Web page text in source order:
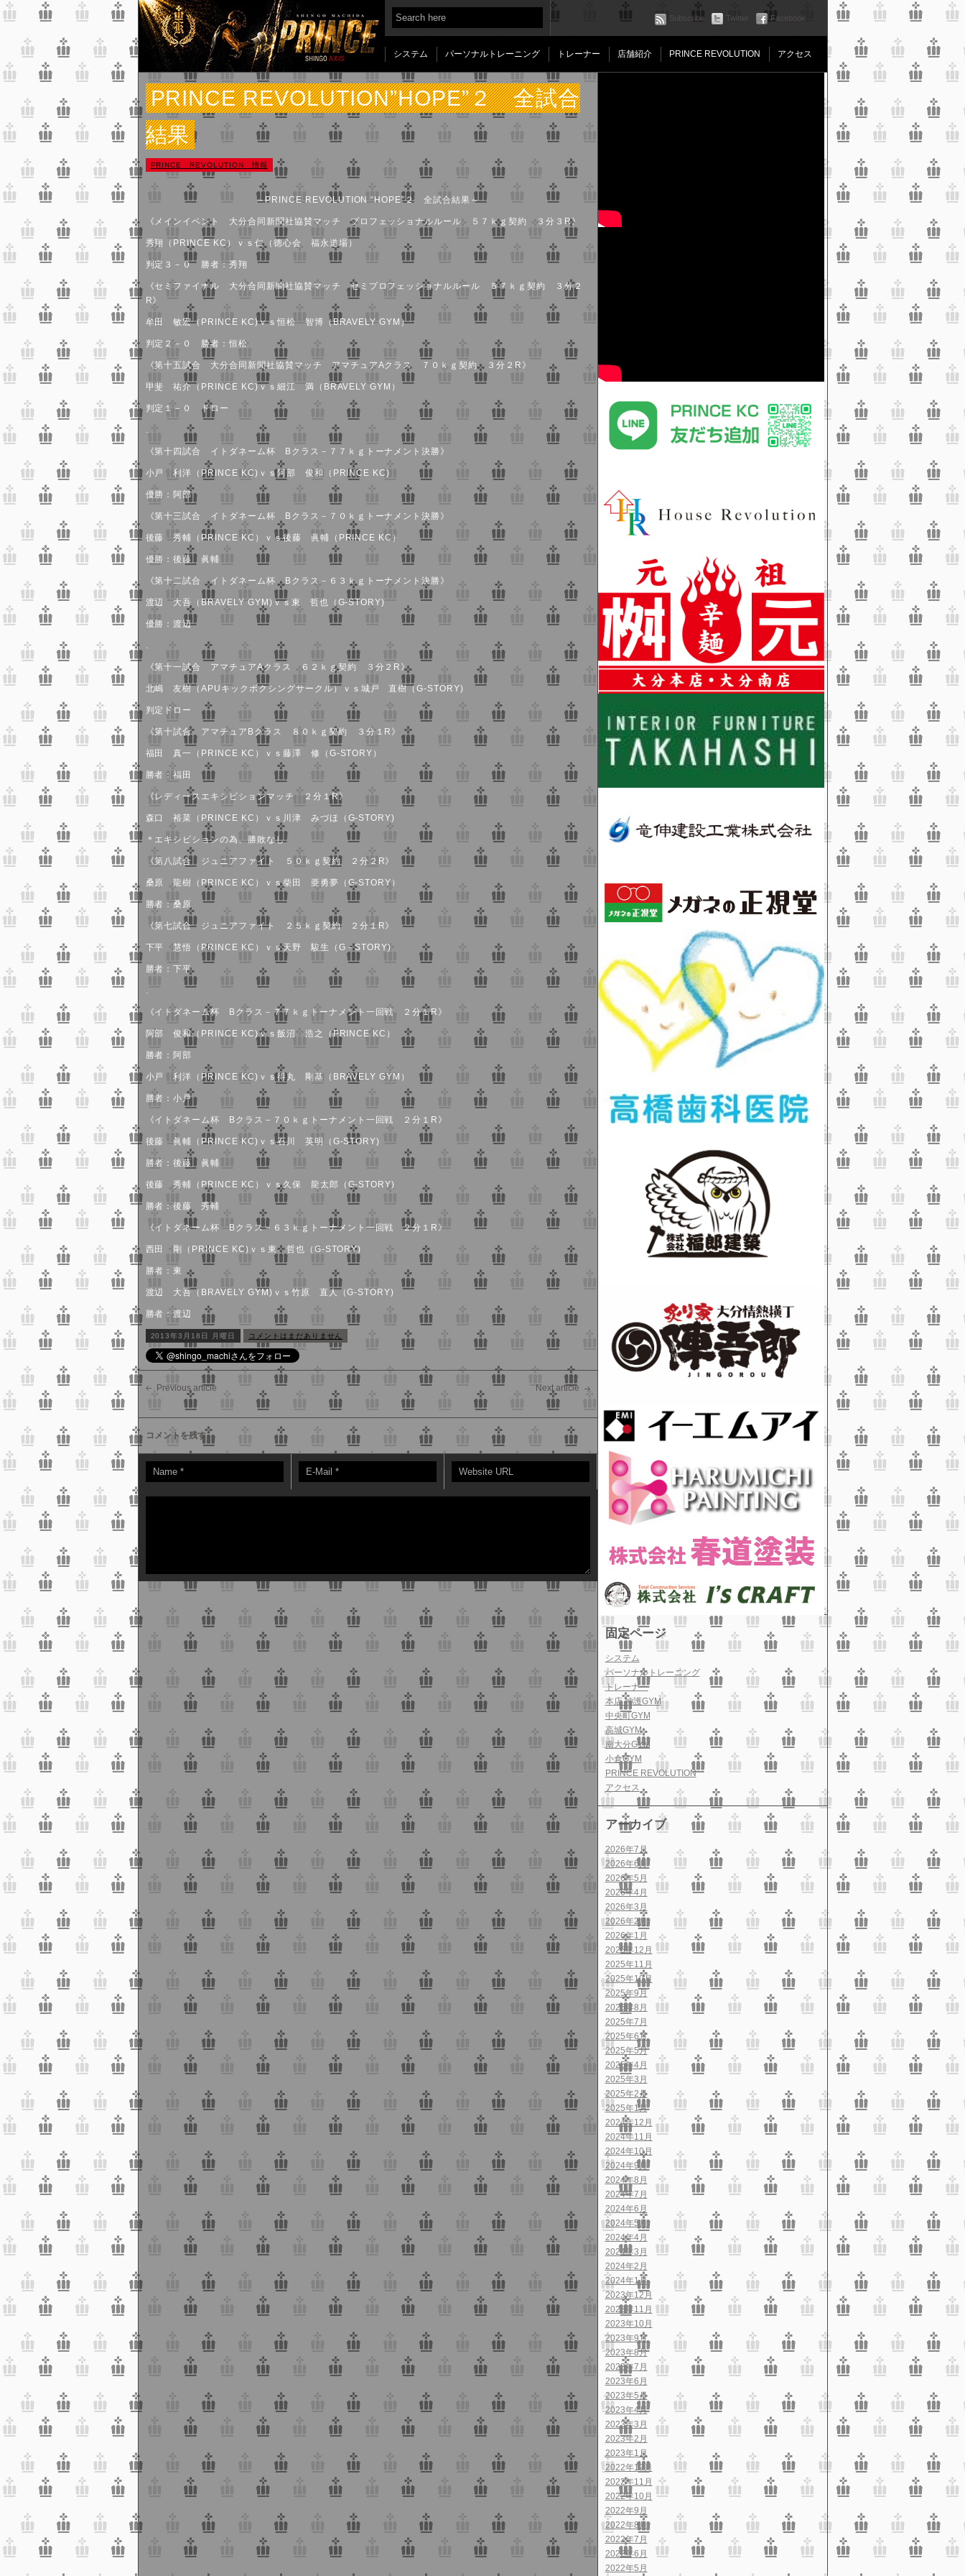
Subscribe Twitter Facebook
Line
システム パーソナルトレーニング トレーナー 店舗紹介 PRINCE REVOLUTION アクセス
固定ページ
システム
パーソナルトレーニング
トレーナー
本店 神護GYM
中央町GYM
高城GYM
南大分GYM
小倉GYM
PRINCE REVOLUTION
アクセス
アーカイブ
2026年7月
2026年6月
2026年5月
2026年4月
2026年3月
2026年2月
2026年1月
2025年12月
2025年11月
2025年10月
2025年9月
2025年8月
2025年7月
2025年6月
2025年5月
2025年4月
2025年3月
2025年2月
2025年1月
2024年12月
2024年11月
2024年10月
2024年9月
2024年8月
2024年7月
2024年6月
2024年5月
2024年4月
2024年3月
2024年2月
2024年1月
2023年12月
2023年11月
2023年10月
2023年9月
2023年8月
2023年7月
2023年6月
2023年5月
2023年4月
2023年3月
2023年2月
2023年1月
2022年12月
2022年11月
2022年10月
2022年9月
2022年8月
2022年7月
2022年6月
2022年5月
PRINCE REVOLUTION”HOPE”２ 全試合
結果
PRINCE REVOLUTION 情報
～PRINCE REVOLUTION “HOPE”２ 全試合結果～
《メインイベント 大分合同新聞社協賛マッチ プロフェッショナルルール ５７ｋｇ契約 ３分３R》
秀翔（PRINCE KC）ｖｓ仁（徳心会 福永道場）
判定３－０ 勝者：秀翔
《セミファイナル 大分合同新聞社協賛マッチ セミプロフェッショナルルール ５７ｋｇ契約 ３分２
R》
牟田 敏宏（PRINCE KC)ｖｓ恒松 智博（BRAVELY GYM）
判定２－０ 勝者：恒松
《第十五試合 大分合同新聞社協賛マッチ アマチュアAクラス ７０ｋｇ契約 ３分２R》
甲斐 祐介（PRINCE KC)ｖｓ細江 満（BRAVELY GYM）
判定１－０ ドロー
.
《第十四試合 イトダネーム杯 Bクラス－７７ｋｇトーナメント決勝》
小戸 利洋（PRINCE KC)ｖｓ阿部 俊和（PRINCE KC)
優勝：阿部
《第十三試合 イトダネーム杯 Bクラス－７０ｋｇトーナメント決勝》
後藤 秀輔（PRINCE KC）ｖｓ後藤 眞輔（PRINCE KC）
優勝：後藤 眞輔
《第十二試合 イトダネーム杯 Bクラス－６３ｋｇトーナメント決勝》
渡辺 大吾（BRAVELY GYM)ｖｓ東 哲也（G-STORY)
優勝：渡辺
.
《第十一試合 アマチュアAクラス ６２ｋｇ契約 ３分２R》
北嶋 友樹（APUキックボクシングサークル）ｖｓ城戸 直樹（G-STORY)
判定ドロー
《第十試合 アマチュアBクラス ８０ｋｇ契約 ３分１R》
福田 真一（PRINCE KC）ｖｓ藤澤 修（G-STORY）
勝者：福田
《レディースエキシビションマッチ ２分１R》
森口 裕菜（PRINCE KC）ｖｓ川津 みづほ（G-STORY)
＊エキシビションの為、勝敗なし
《第八試合 ジュニアファイト ５０ｋｇ契約 ２分２R》
桑原 龍樹（PRINCE KC）ｖｓ柴田 亜勇夢（G-STORY）
勝者：桑原
《第七試合 ジュニアファイト ２５ｋｇ契約 ２分１R》
下平 慧悟（PRINCE KC）ｖｓ天野 駿生（G－STORY)
勝者：下平
.
《イトダネーム杯 Bクラス－７７ｋｇトーナメント一回戦 ２分１R》
阿部 俊和（PRINCE KC)ｖｓ飯沼 浩之（PRINCE KC）
勝者：阿部
小戸 利洋（PRINCE KC)ｖｓ得丸 剛基（BRAVELY GYM）
勝者：小戸
《イトダネーム杯 Bクラス－７０ｋｇトーナメント一回戦 ２分１R》
後藤 眞輔（PRINCE KC)ｖｓ石川 英明（G-STORY)
勝者：後藤 眞輔
後藤 秀輔（PRINCE KC）ｖｓ久保 龍太郎（G-STORY)
勝者：後藤 秀輔
《イトダネーム杯 Bクラス－６３ｋｇトーナメント一回戦 ２分１R》
西田 剛（PRINCE KC)ｖｓ東 哲也（G-STORY)
勝者：東
渡辺 大吾（BRAVELY GYM)ｖｓ竹原 直人（G-STORY)
勝者：渡辺
2013年3月18日 月曜日 コメントはまだありません
Previous article Next article
コメントを残す